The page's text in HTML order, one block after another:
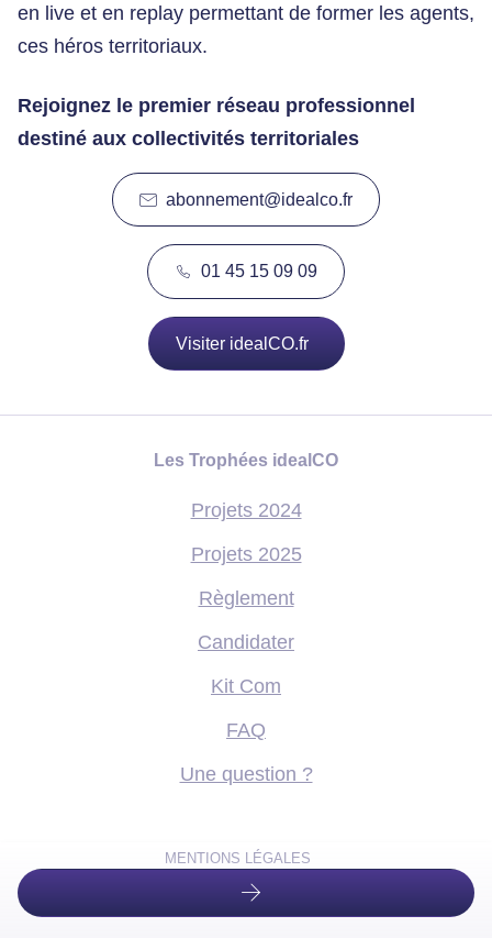
en live et en replay permettant de former les agents,
ces héros territoriaux.
Rejoignez le premier réseau professionnel
destiné aux collectivités territoriales
abonnement@idealco.fr
01 45 15 09 09
Visiter idealCO.fr
Les Trophées idealCO
Projets 2024
Projets 2025
Règlement
Candidater
Kit Com
FAQ
Une question ?
MENTIONS LÉGALES
DONNÉES PERSONNELLES